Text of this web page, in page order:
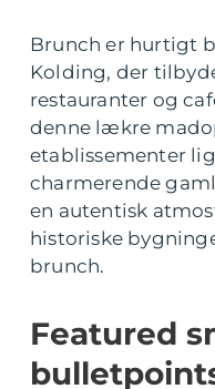
Brunch er hurtigt
Kolding, der
restauranter og
denne lækre
etablissementer
charmerende
en autentisk
historiske
brunch.
Featured